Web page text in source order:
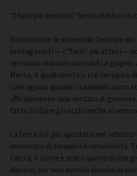
“I fiori più preziosi? Senza dubbio i
Nonostante le splendide fioriture del
protagonisti — i “fiori” più attesi —
verranno ordinati sacerdoti a
Messa, il quadriportico si è riempito
contagioso quando i candidati sono
ufficialmente: una ventata di
fatto brillare gli occhi anche ai
La festa si è poi spostata nel
momento di simpatica convivialità.
l’altra, il clima è stato quello di una
diaconi, pur non avendo vissuto in